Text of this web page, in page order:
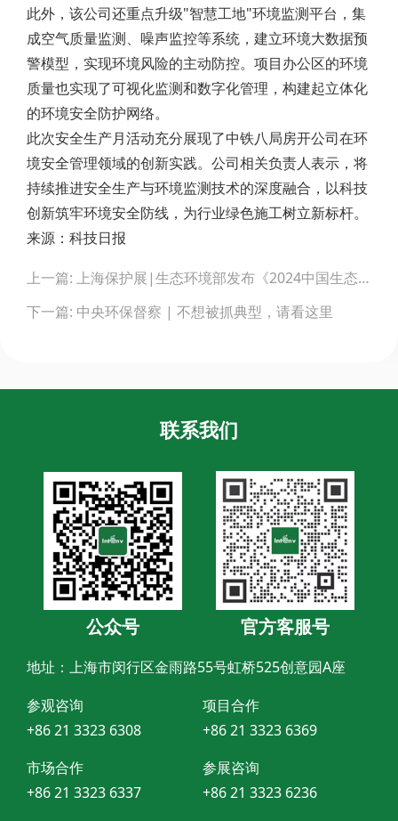
此外，该公司还重点升级"智慧工地"环境监测平台，集
成空气质量监测、噪声监控等系统，建立环境大数据预
警模型，实现环境风险的主动防控。项目办公区的环境
质量也实现了可视化监测和数字化管理，构建起立体化
的环境安全防护网络。
此次安全生产月活动充分展现了中铁八局房开公司在环
境安全管理领域的创新实践。公司相关负责人表示，将
持续推进安全生产与环境监测技术的深度融合，以科技
创新筑牢环境安全防线，为行业绿色施工树立新标杆。
来源：科技日报
navigation
上一篇: 上海保护展|生态环境部发布《2024中国生态环境状况公报》
下一篇: 中央环保督察 | 不想被抓典型，请看这里
联系我们
公众号 官方客服号
地址：上海市闵行区金雨路55号虹桥525创意园A座
参观咨询
+86 21 3323 6308
项目合作
+86 21 3323 6369
市场合作
+86 21 3323 6337
参展咨询
+86 21 3323 6236